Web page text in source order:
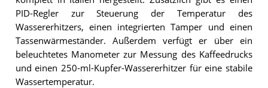
PID-Regler zur Steuerung der Temperatur des
Wassererhitzers, einen integrierten Tamper und einen
Tassenwärmeständer. Außerdem verfügt er über ein
beleuchtetes Manometer zur Messung des Kaffeedrucks
und einen 250-ml-Kupfer-Wassererhitzer für eine stabile
Wassertemperatur.